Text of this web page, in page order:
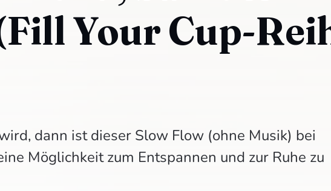
Your Cup-
dann ist dieser Slow Flow (ohne Musik) bei
Möglichkeit zum Entspannen und zur Ruhe zu